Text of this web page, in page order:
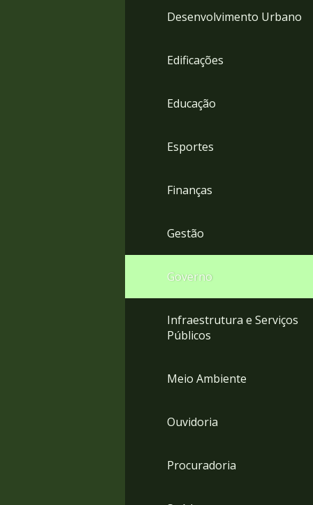
Desenvolvimento Urbano
Edificações
Educação
Esportes
Finanças
Gestão
Governo
Infraestrutura e Serviços
Públicos
Meio Ambiente
Ouvidoria
Procuradoria